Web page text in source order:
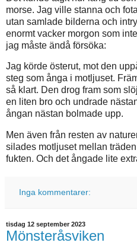
morse. Jag ville stanna och
utan samlade bilderna och
enormt vacker morgon som
jag måste ändå försöka:
Jag körde österut, mot den
steg som ånga i motljuset.
så klart. Den drog fram som
en liten bro och undrade
ångan nästan bolmade upp.
Men även från resten av
silades motljuset mellan
fukten. Och det ångade lite
Inga kommentarer:
tisdag 12 september 2023
Mönsteråsviken